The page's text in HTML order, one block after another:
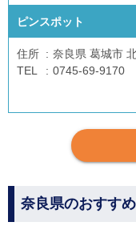
ピンスポット
住所
奈良県 葛城市
TEL
0745-69-9170
奈良県のおすす